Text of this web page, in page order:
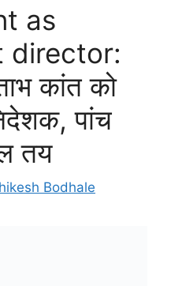
as
director:
कांत को
पांच
तय
Bodhale